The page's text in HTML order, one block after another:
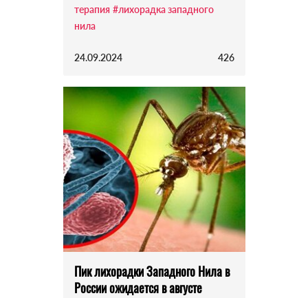
терапия #лихорадка западного
нила
24.09.2024 426
Пик лихорадки Западного Нила в
России ожидается в августе